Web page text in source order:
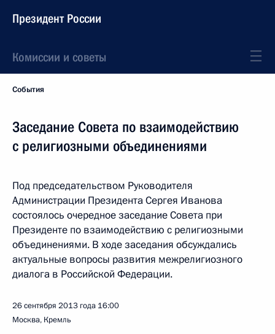
Президент России
Комиссии и советы
События
Заседание Совета по взаимодействию
с религиозными объединениями
Под председательством Руководителя
Администрации Президента Сергея Иванова
состоялось очередное заседание Совета при
Президенте по взаимодействию с религиозными
объединениями. В ходе заседания обсуждались
актуальные вопросы развития межрелигиозного
диалога в Российской Федерации.
26 сентября 2013 года 16:00
Москва, Кремль